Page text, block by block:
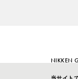
NIKKEN